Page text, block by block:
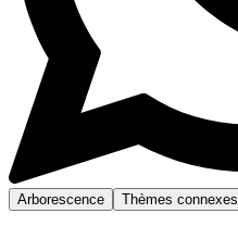
Arborescence Thèmes connexes